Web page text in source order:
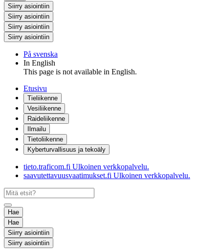
Siirry asiointiin
Siirry asiointiin
Siirry asiointiin
Siirry asiointiin
På svenska
In English
This page is not available in English.
Etusivu
Tieliikenne
Vesiliikenne
Raideliikenne
Ilmailu
Tietoliikenne
Kyberturvallisuus ja tekoäly
tieto.traficom.fi Ulkoinen verkkopalvelu.
saavutettavuusvaatimukset.fi Ulkoinen verkkopalvelu.
Hae
Hae
Siirry asiointiin
Siirry asiointiin